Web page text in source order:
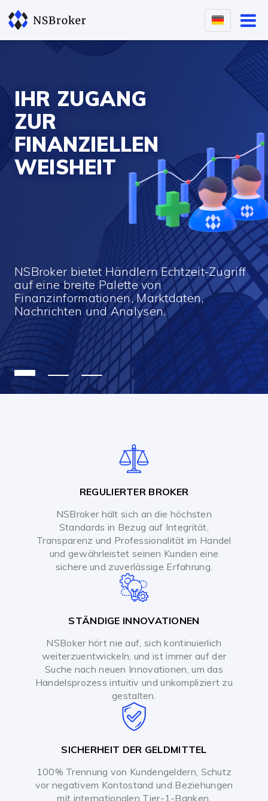
IHR ZUGANG
ZUR
FINANZIELLEN
WEISHEIT
NSBroker bietet Händlern Echtzeit-Zugriff
auf eine breite Palette von
Finanzinformationen, Marktdaten,
Nachrichten und Analysen.
REGULIERTER BROKER
NSBroker hält sich an die höchsten
Standards in Bezug auf Integrität,
Transparenz und Professionalität im Handel
und gewährleistet seinen Kunden eine
sichere und zuverlässige Erfahrung.
STÄNDIGE INNOVATIONEN
NSBoker hört nie auf, sich kontinuierlich
weiterzuentwickeln, und ist immer auf der
Suche nach neuen Innovationen, um das
Handelsprozess intuitiv und unkompliziert zu
gestalten.
SICHERHEIT DER GELDMITTEL
100% Trennung von Kundengeldern, Schutz
vor negativem Kontostand und Beziehungen
mit internationalen Tier-1-Banken.